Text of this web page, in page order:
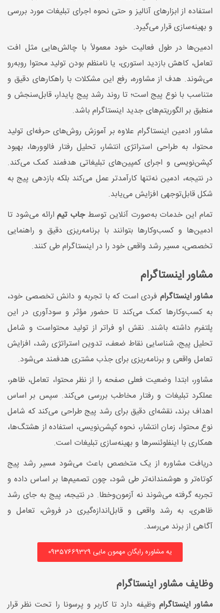
استفاده از ابزارهای آنالیز و حتی نحوه اجرای تبلیغات مورد بررسی
و بهینه‌سازی قرار می‌گیرد.
ادمین‌ها در طول فعالیت خود معمولاً با چالش‌هایی مثل افت
تعامل، کاهش بازدید استوری، یا نامنظم بودن تولید محتوا روبه‌رو
می‌شوند. هدف از مشاوره، رفع این مشکلات با راهکارهای دقیق و
متناسب با نوع پیج است؛ تا روند رشد پیج پایدار، قابل‌سنجش و
منطبق بر الگوریتم‌های جدید اینستاگرام باشد.
مشاور ادمین اینستاگرام علاوه بر آموزش روش‌های حرفه‌ای تولید
محتوا، به طراحی استراتژی انتشار، تحلیل رفتار فالوورها، بهبود
کپشن‌نویسی و اجرای کمپین‌های تبلیغاتی هدفمند کمک می‌کند.
در نتیجه، ادمین نه‌تنها کارآمدتر عمل می‌کند بلکه بازدهی پیج به
شکل قابل‌توجهی افزایش می‌یابد.
تمام این خدمات به‌صورت آنلاین توسطجاب تیمارائه می‌شود تا
ادمین‌ها و کسب‌وکارها بتوانند با برنامه‌ریزی دقیق و راهنمایی
تخصصی، مسیر رشد واقعی خود را در اینستاگرام طی کنند.
مشاور اینستاگرام
مشاور اینستاگرام فردی است که با تجربه و دانش تخصصی خود،
به کسب‌وکارها کمک می‌کند تا حضور مؤثر و سودآوری در این
پلتفرم داشته باشند. نقش او فراتر از تولید محتواست و شامل
تحلیل پیج، شناسایی نقاط ضعف، تدوین استراتژی رشد، افزایش
تعامل واقعی و برنامه‌ریزی برای جذب مشتری هدفمند می‌شود.
مشاور، ابتدا وضعیت فعلی صفحه را از نظر محتوا، تعامل، ظاهر،
عملکرد تبلیغات و رفتار مخاطب بررسی می‌کند. سپس بر اساس
اهداف برند، نقشه‌ای دقیق برای رشد پیج طراحی می‌کند که شامل
نوع محتوا، زمان انتشار، نحوه کپشن‌نویسی، استفاده از هشتگ‌ها،
همکاری با اینفلوئنسرها و بهینه‌سازی تبلیغات است.
دریافت مشاوره از یک متخصص باعث می‌شود مسیر رشد پیج
کوتاه‌تر و هوشمندانه‌تر طی شود، چون تصمیم‌ها بر اساس داده و
تجربه گرفته می‌شوند نه آزمون‌و‌خطا. در نتیجه، پیج به جای رشد
ظاهری، به رشد واقعی و قابل‌اندازه‌گیری در فروش، تعامل و
آگاهی از برند می‌رسد.
یه مشاوره رایگان مهمون مایی 09357669329
وظایف مشاور اینستاگرام
مشاور اینستاگرام وظیفه دارد تا کاربر و پرسونا را تحت نظر قرار